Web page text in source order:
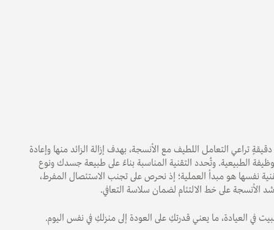
تراعي التعامل اللطيف مع الأنسجة، بهدف إزالة الزائد منها وإعادة
الطبيعية. وتُحدد التقنية المناسبة بناءً على طبيعة جسدك ونوع
نفسها هو مبدأ العملية؛ إذ نحرص على تجنب الاستئصال المفرط،
الأنسجة على خط الالتئام لضمان سلاسة التعافي.
في العيادة، ما يعني قدرتكِ على العودة إلى منزلكِ في نفس اليوم.